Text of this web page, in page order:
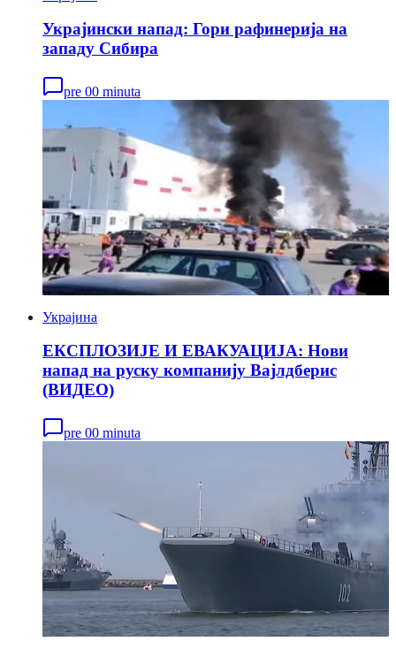
Украјински напад: Гори рафинерија на
западу Сибира
pre 00 minuta
Украјина
ЕКСПЛОЗИЈЕ И ЕВАКУАЦИЈА: Нови
напад на руску компанију Вајлдберис
(ВИДЕО)
pre 00 minuta